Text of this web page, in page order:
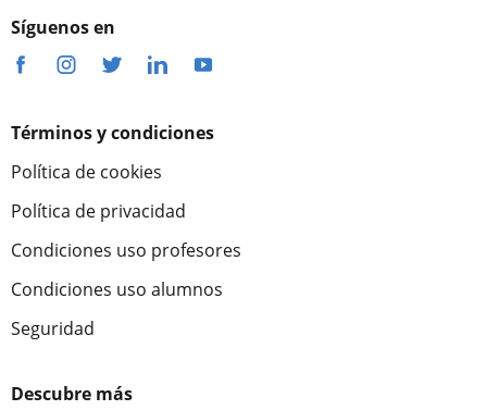
Síguenos en
Términos y condiciones
Política de cookies
Política de privacidad
Condiciones uso profesores
Condiciones uso alumnos
Seguridad
Descubre más